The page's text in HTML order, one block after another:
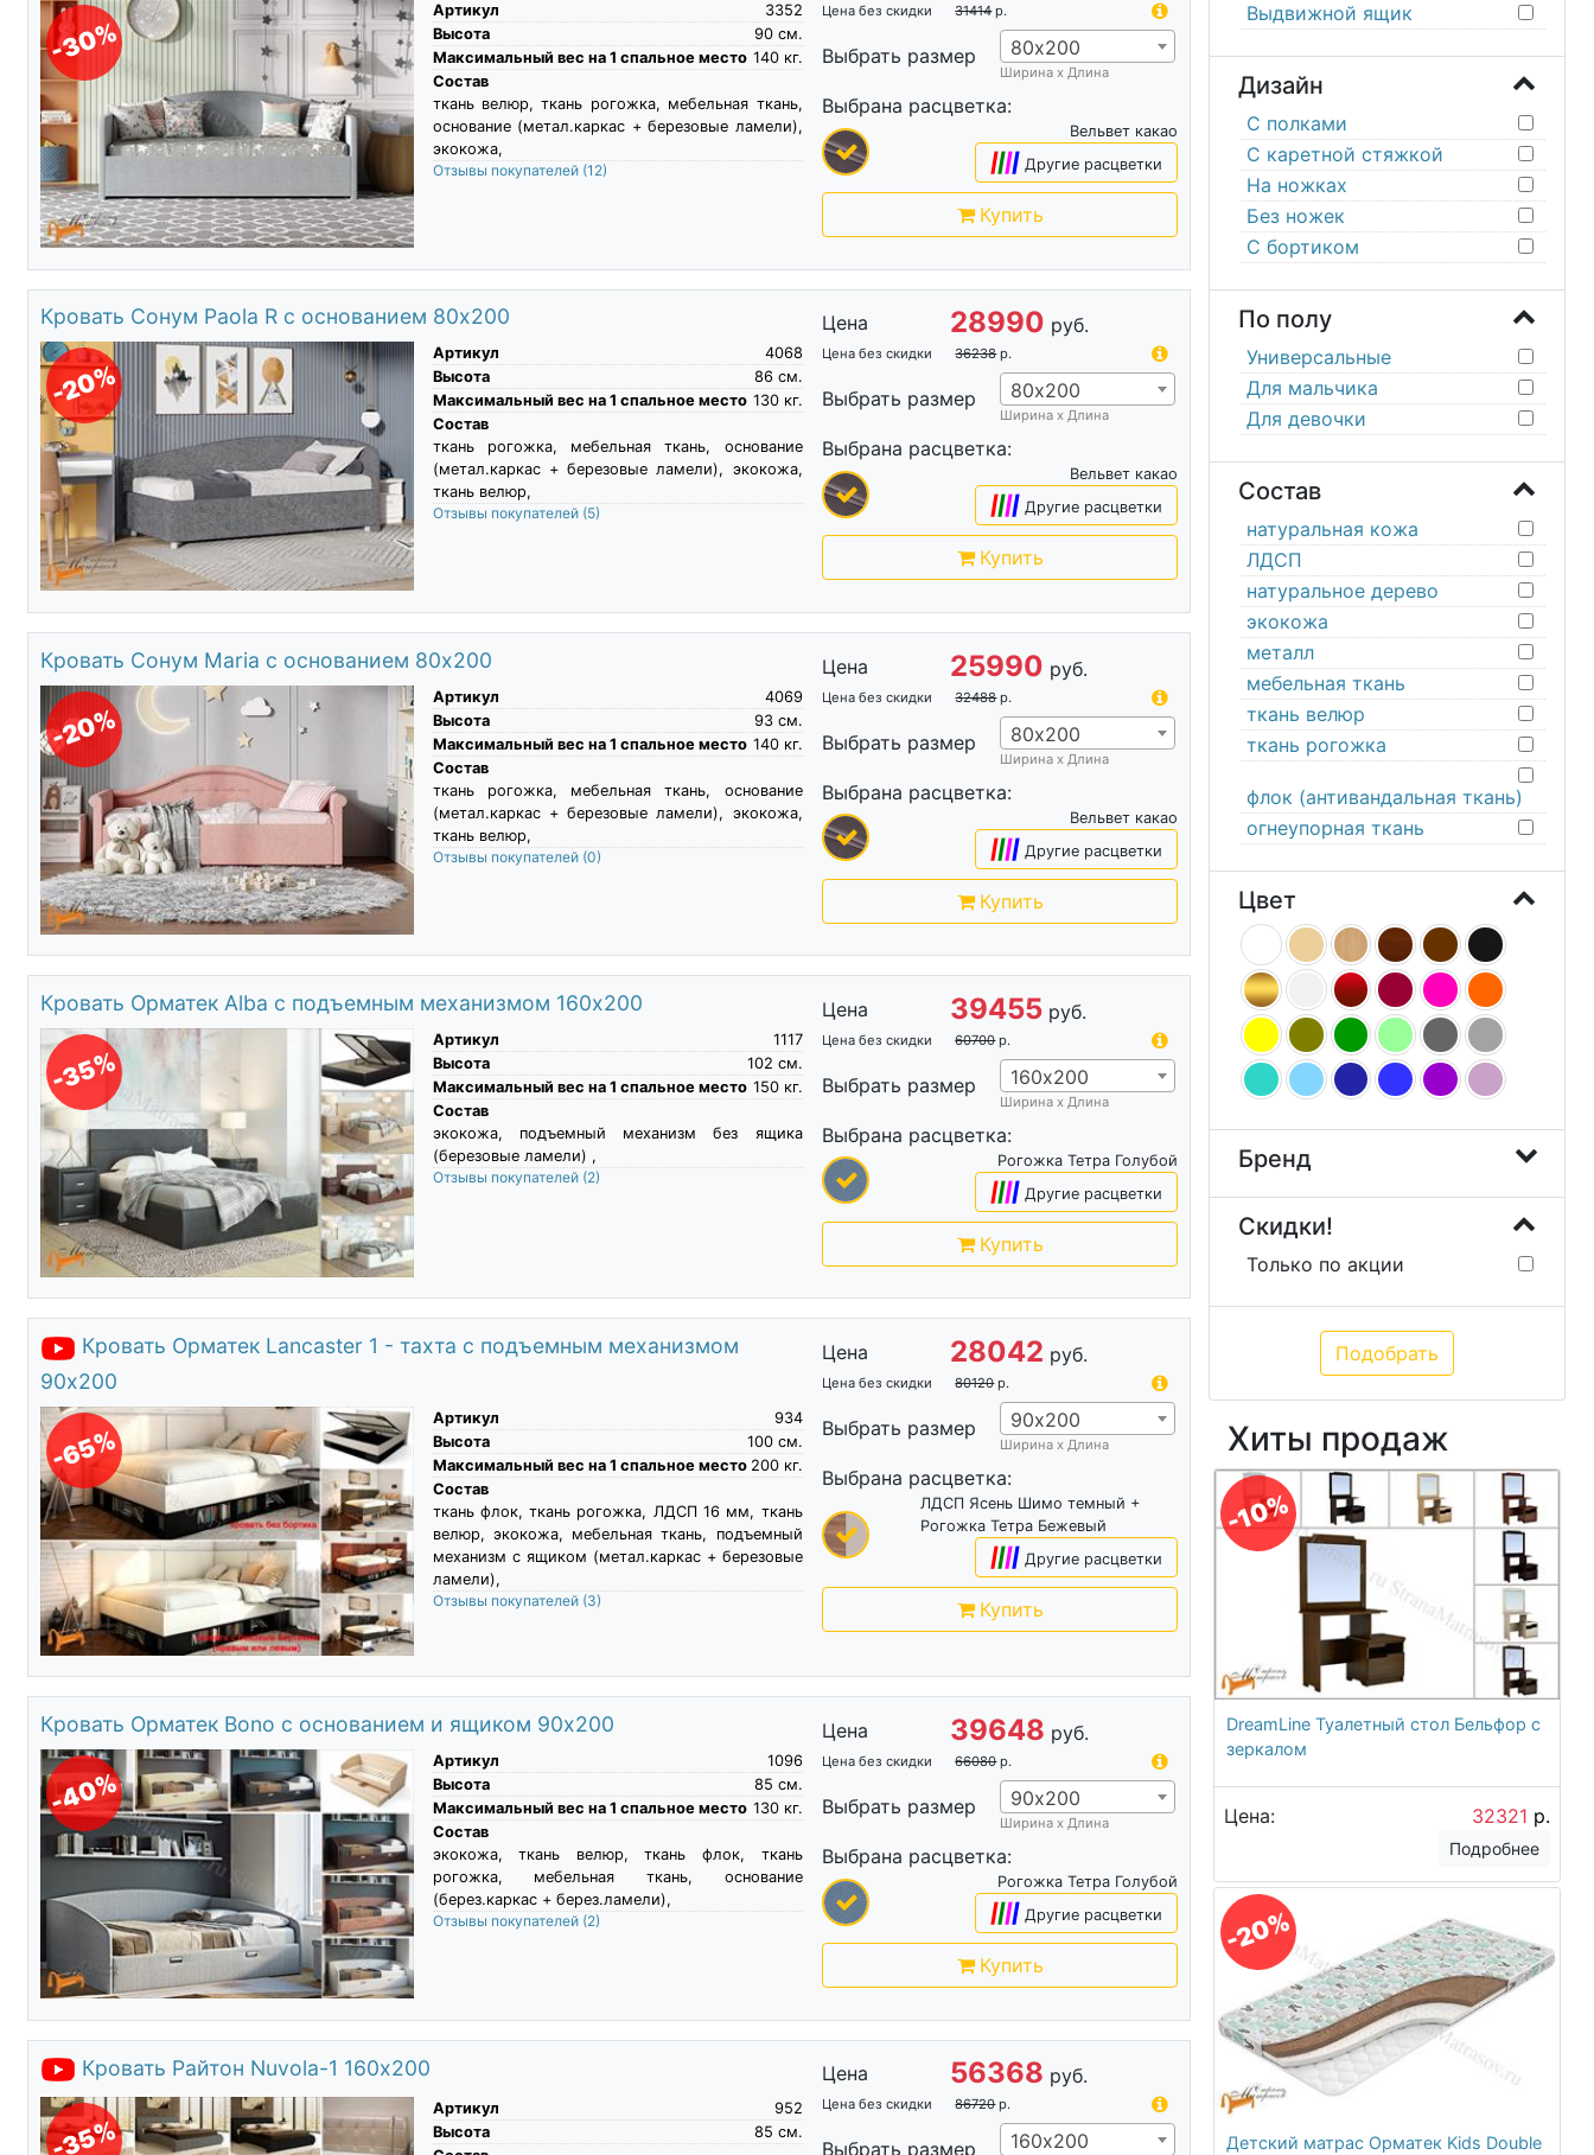
-30%
Артикул
3352
Высота
см.
90
Максимальный вес на 1 спальное место
кг.
140
Состав
ткань велюр, ткань рогожка, мебельная ткань,
основание (метал.каркас + березовые ламели),
экокожа,
Отзывы покупателей (12)
Цена без скидки 31414 р.
Выбрать размер 80х200
Ширина х Длина
Выбрана расцветка:
Вельвет какао
|||| Другие расцветки
Купить
Кровать Сонум Paola R с основанием 80х200
-20%
Артикул
4068
Высота
см.
86
Максимальный вес на 1 спальное место
кг.
130
Состав
ткань рогожка, мебельная ткань, основание
(метал.каркас + березовые ламели), экокожа,
ткань велюр,
Отзывы покупателей (5)
Цена 28990 руб.
Цена без скидки 36238 р.
Выбрать размер 80х200
Ширина х Длина
Выбрана расцветка:
Вельвет какао
|||| Другие расцветки
Купить
Кровать Сонум Maria с основанием 80х200
-20%
Артикул
4069
Высота
см.
93
Максимальный вес на 1 спальное место
кг.
140
Состав
ткань рогожка, мебельная ткань, основание
(метал.каркас + березовые ламели), экокожа,
ткань велюр,
Отзывы покупателей (0)
Цена 25990 руб.
Цена без скидки 32488 р.
Выбрать размер 80х200
Ширина х Длина
Выбрана расцветка:
Вельвет какао
|||| Другие расцветки
Купить
Кровать Орматек Alba с подъемным механизмом 160х200
-35%
Артикул
1117
Высота
см.
102
Максимальный вес на 1 спальное место
кг.
150
Состав
экокожа, подъемный механизм без ящика
(березовые ламели) ,
Отзывы покупателей (2)
Цена 39455 руб.
Цена без скидки 60700 р.
Выбрать размер 160х200
Ширина х Длина
Выбрана расцветка:
Рогожка Тетра Голубой
|||| Другие расцветки
Купить
Кровать Орматек Lancaster 1 - тахта с подъемным механизмом
90х200
-65%
Артикул
934
Высота
см.
100
Максимальный вес на 1 спальное место
кг.
200
Состав
ткань флок, ткань рогожка, ЛДСП 16 мм, ткань
велюр, экокожа, мебельная ткань, подъемный
механизм с ящиком (метал.каркас + березовые
ламели),
Отзывы покупателей (3)
Цена 28042 руб.
Цена без скидки 80120 р.
Выбрать размер 90х200
Ширина х Длина
Выбрана расцветка:
ЛДСП Ясень Шимо темный +
Рогожка Тетра Бежевый
|||| Другие расцветки
Купить
Кровать Орматек Bono с основанием и ящиком 90х200
-40%
Артикул
1096
Высота
см.
85
Максимальный вес на 1 спальное место
кг.
130
Состав
экокожа, ткань велюр, ткань флок, ткань
рогожка, мебельная ткань, основание
(берез.каркас + берез.ламели),
Отзывы покупателей (2)
Цена 39648 руб.
Цена без скидки 66080 р.
Выбрать размер 90х200
Ширина х Длина
Выбрана расцветка:
Рогожка Тетра Голубой
|||| Другие расцветки
Купить
Кровать Райтон Nuvola-1 160х200
-35%
Артикул
952
Высота
см.
85
Цена 56368 руб.
Цена без скидки 86720 р.
Выбрать размер 160х200
Выдвижной ящик
Дизайн
С полками
С каретной стяжкой
На ножках
Без ножек
С бортиком
По полу
Универсальные
Для мальчика
Для девочки
Состав
натуральная кожа
ЛДСП
натуральное дерево
экокожа
металл
мебельная ткань
ткань велюр
ткань рогожка
флок (антивандальная ткань)
огнеупорная ткань
Цвет
Бренд
Скидки!
Только по акции
Хиты продаж
-10%
DreamLine Туалетный стол Бельфор с
зеркалом
Цена: 32321 р.
Подробнее
-20%
Детский матрас Орматек Kids Double